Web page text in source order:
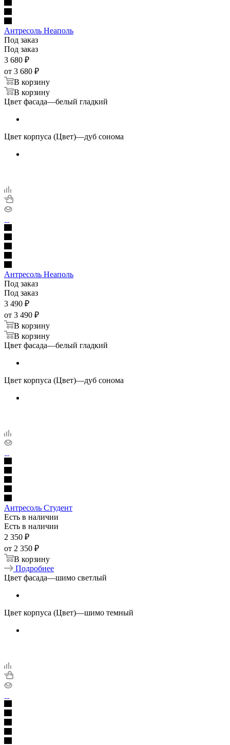
Антресоль Неаполь
Под заказ
Под заказ
3 680 ₽
от 3 680 ₽
В корзину
В корзину
Цвет фасада—белый гладкий
Цвет корпуса (Цвет)—дуб сонома
Антресоль Неаполь
Под заказ
Под заказ
3 490 ₽
от 3 490 ₽
В корзину
В корзину
Цвет фасада—белый гладкий
Цвет корпуса (Цвет)—дуб сонома
Антресоль Студент
Есть в наличии
Есть в наличии
2 350 ₽
от 2 350 ₽
В корзину
Подробнее
Цвет фасада—шимо светлый
Цвет корпуса (Цвет)—шимо темный